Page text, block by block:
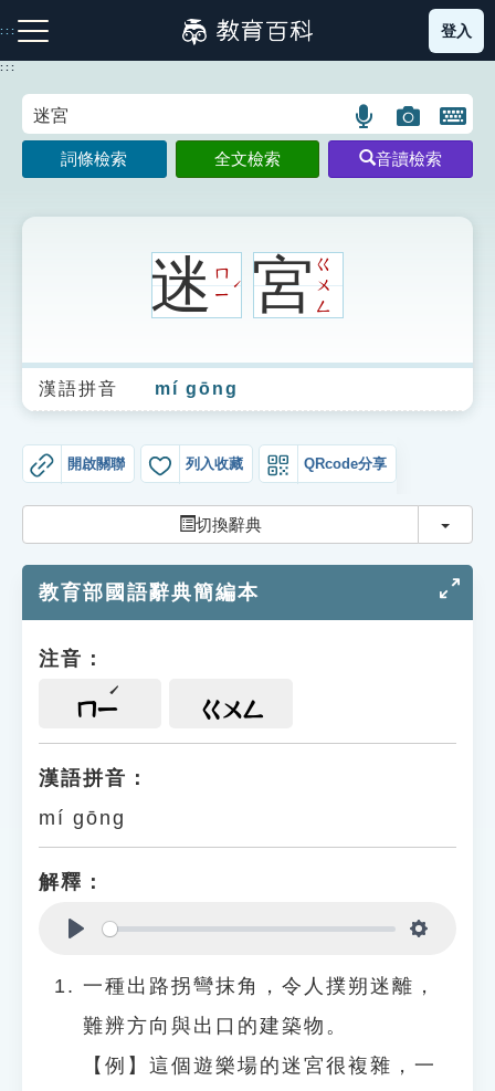
到
主
:::
注音索引圖示 筆畫索引圖示 部首索引表圖示
生字詞彙表
成語故事
索引選單
單字索引
遊戲專區
貓頭鷹博士
登入
:::
語
言
搜
圖
片
搜
開
鍵
圖
詞條檢索 全文檢索 音讀檢索
迷ㄇ
ㄧ
ˊ 宮ㄍ
ㄨ
ㄥ
漢語拼音 mí gōng
開啟關聯 列入收藏 QRcode分享
切換辭典 切換
教育部國語辭典簡編本
注音：
ㄇㄧ ㄍㄨㄥ
漢語拼音：
mí gōng
解釋：
一種出路拐彎抹角，令人撲朔迷離，
難辨方向與出口的建築物。
【例】這個遊樂場的迷宮很複雜，一